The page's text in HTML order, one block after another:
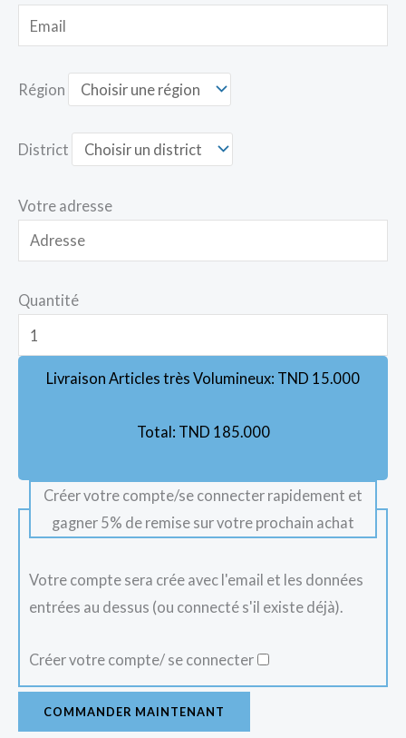
Région
District
Votre adresse
Quantité
Livraison Articles très Volumineux: TND 15.000
Total: TND 185.000
Créer votre compte/se connecter rapidement et
gagner 5% de remise sur votre prochain achat
Votre compte sera crée avec l'email et les données
entrées au dessus (ou connecté s'il existe déjà).
Créer votre compte/ se connecter
COMMANDER MAINTENANT